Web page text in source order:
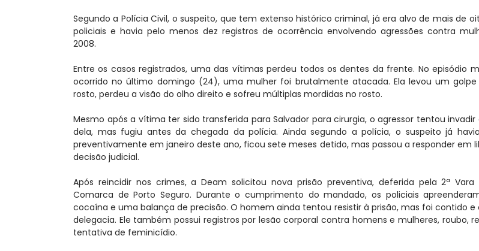
Segundo a Polícia Civil, o suspeito, que tem extenso histórico criminal, já era alvo de mais de
policiais e havia pelo menos dez registros de ocorrência envolvendo agressões contra
2008.
Entre os casos registrados, uma das vítimas perdeu todos os dentes da frente. No episódio
ocorrido no último domingo (24), uma mulher foi brutalmente atacada. Ela levou um
rosto, perdeu a visão do olho direito e sofreu múltiplas mordidas no rosto.
Mesmo após a vítima ter sido transferida para Salvador para cirurgia, o agressor tentou invadir
dela, mas fugiu antes da chegada da polícia. Ainda segundo a polícia, o suspeito já
preventivamente em janeiro deste ano, ficou sete meses detido, mas passou a responder em
decisão judicial.
Após reincidir nos crimes, a Deam solicitou nova prisão preventiva, deferida pela 2ª Vara
Comarca de Porto Seguro. Durante o cumprimento do mandado, os policiais
cocaína e uma balança de precisão. O homem ainda tentou resistir à prisão, mas foi contido e
delegacia. Ele também possui registros por lesão corporal contra homens e mulheres, roubo,
tentativa de feminicídio.